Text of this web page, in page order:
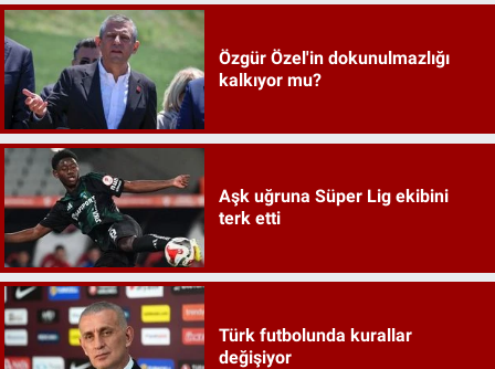
Özgür Özel'in dokunulmazlığı
kalkıyor mu?
Aşk uğruna Süper Lig ekibini
terk etti
Türk futbolunda kurallar
değişiyor